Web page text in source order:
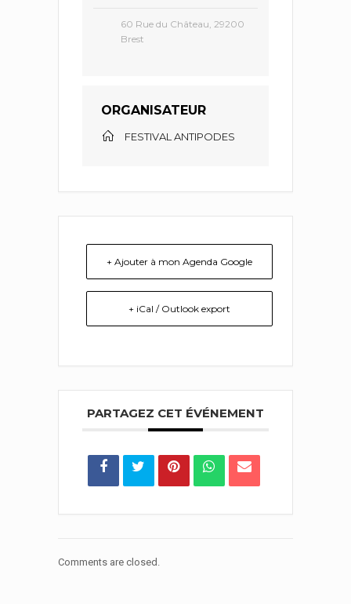
60 Rue du Château, 29200
Brest
ORGANISATEUR
FESTIVAL ANTIPODES
+ Ajouter à mon Agenda Google
+ iCal / Outlook export
PARTAGEZ CET ÉVÉNEMENT
Comments are closed.